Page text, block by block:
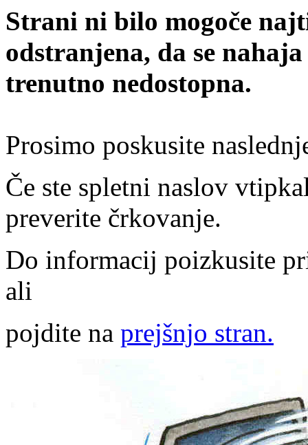
Strani ni bilo mogoče
odstranjena, da se
trenutno nedostopna.
Prosimo poskusite
Če ste spletni naslov
preverite črkovanje.
Do informacij poizkusite
ali
pojdite na prejšnjo stran.